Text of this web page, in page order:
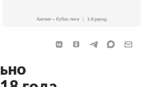
Англия — Кубок лиги 1-й раунд